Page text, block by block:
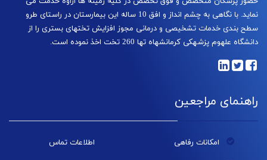
نماید. با نگاهی به چشم انداز و افق 10 ساله این بیمارستان در راستای طرو
سطح بندی خدمات تشخیصی و درمانی مجوز افزایش تختهای بستری را از
دانشگاه علهوم پزشهکی کرمانشهاه تها 260 تخت اخذ نموده است.
راهنمای مراجعین
اطلاعات تماس امکانات رفاهی